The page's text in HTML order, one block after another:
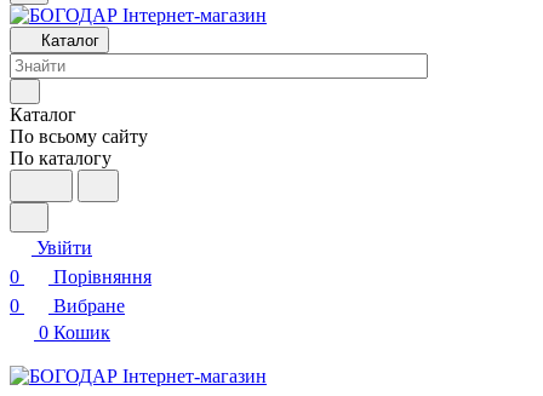
Каталог
Каталог
По всьому сайту
По каталогу
Увійти
0
Порівняння
0
Вибране
0 Кошик